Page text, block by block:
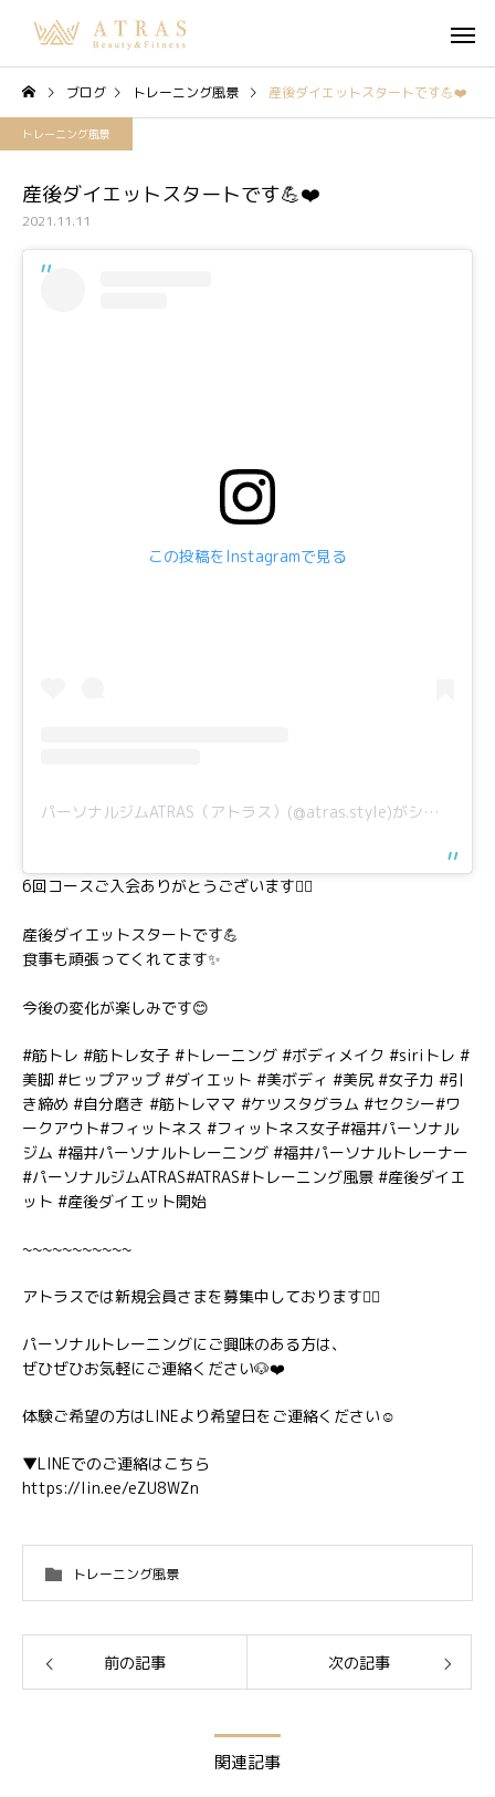
ブログ トレーニング風景 産後ダイエットスタートです💪❤️
トレーニング風景
産後ダイエットスタートです💪❤️
2021.11.11
この投稿をInstagramで見る
パーソナルジムATRAS（アトラス）(@atras.style)がシェアした投稿
6回コースご入会ありがとうございます🙇‍♀️
産後ダイエットスタートです💪
食事も頑張ってくれてます✨
今後の変化が楽しみです😊
#筋トレ #筋トレ女子 #トレーニング #ボディメイク #siriトレ #
美脚 #ヒップアップ #ダイエット #美ボディ #美尻 #女子力 #引
き締め #自分磨き #筋トレママ #ケツスタグラム #セクシー#ワ
ークアウト#フィットネス #フィットネス女子#福井パーソナル
ジム #福井パーソナルトレーニング #福井パーソナルトレーナー
#パーソナルジムATRAS#ATRAS#トレーニング風景 #産後ダイエ
ット #産後ダイエット開始
~~~~~~~~~~~
アトラスでは新規会員さまを募集中しております🏋️‍♂️
パーソナルトレーニングにご興味のある方は、
ぜひぜひお気軽にご連絡ください🐶❤️
体験ご希望の方はLINEより希望日をご連絡ください☺️
▼LINEでのご連絡はこちら
https://lin.ee/eZU8WZn
トレーニング風景
前の記事 次の記事
関連記事